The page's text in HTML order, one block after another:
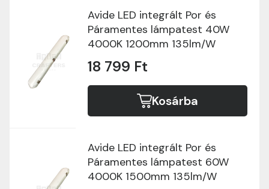
Avide LED integrált Por és
Páramentes lámpatest 40W
4000K 1200mm 135lm/W
18 799 Ft
Kosárba
Avide LED integrált Por és
Páramentes lámpatest 60W
4000K 1500mm 135lm/W